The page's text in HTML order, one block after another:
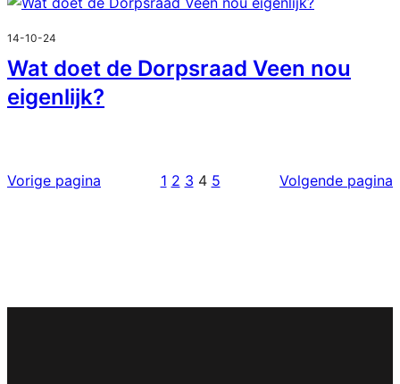
14-10-24
Wat doet de Dorpsraad Veen nou
eigenlijk?
Vorige pagina 1 2 3 4 5 Volgende pagina